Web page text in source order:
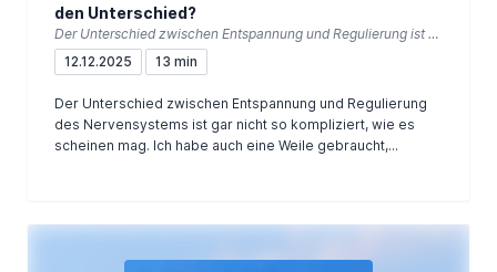
den Unterschied?
Der Unterschied zwischen Entspannung und Regulierung ist klein, aber wesentlich!
12.12.2025
13 min
Der Unterschied zwischen Entspannung und Regulierung
des Nervensystems ist gar nicht so kompliziert, wie es
scheinen mag. Ich habe auch eine Weile gebraucht,...